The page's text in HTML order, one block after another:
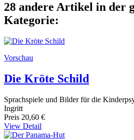
28 andere Artikel in der
Kategorie:
Vorschau
Die Kröte Schild
Sprachspiele und Bilder für die
Ingritt
Preis 20,60 €
View Detail